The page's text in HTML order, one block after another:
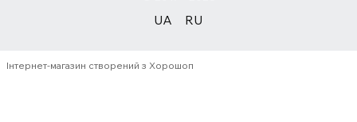
UA RU
Інтернет-магазин створений з Хорошоп